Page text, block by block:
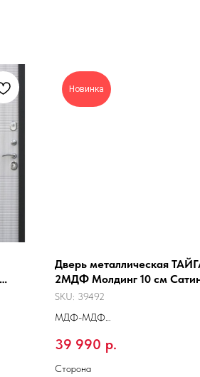
Новинка
Дверь металлическая
2МДФ Молдинг 10 см
графит/Эмалит белый
SKU: 39492
МДФ-МДФ
39 990 р.
Сторона